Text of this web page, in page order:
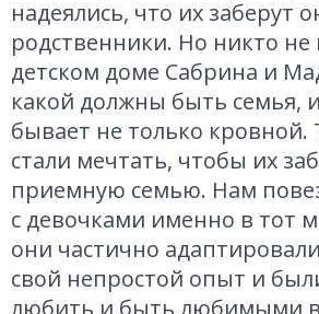
надеялись, что их заберут
родственники. Но никто
детском доме Сабрина и
какой должны быть семья,
бывает не только кровной.
стали мечтать, чтобы их
приемную семью. Нам
с девочками именно в тот
они частично
свой непростой опыт и
любить и быть любимыми